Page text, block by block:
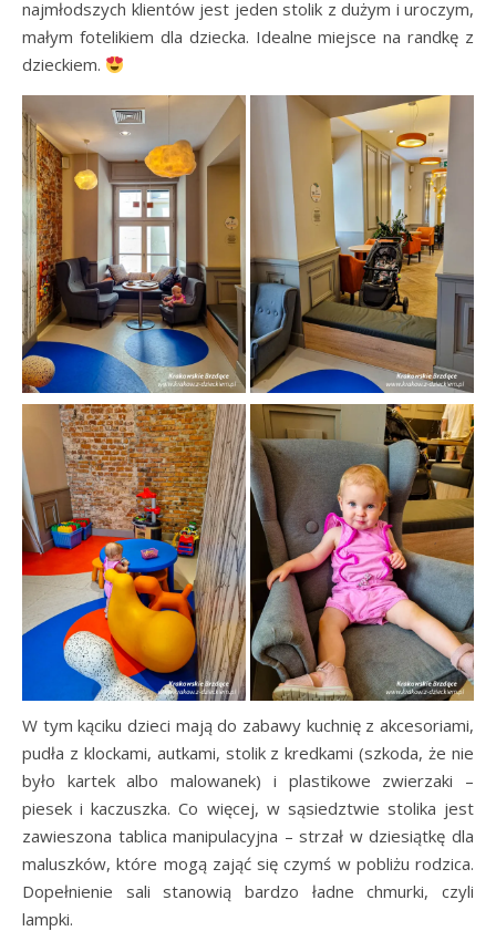
najmłodszych klientów jest jeden stolik z dużym i uroczym,
małym fotelikiem dla dziecka. Idealne miejsce na randkę z
dzieckiem.
W tym kąciku dzieci mają do zabawy kuchnię z akcesoriami,
pudła z klockami, autkami, stolik z kredkami (szkoda, że nie
było kartek albo malowanek) i plastikowe zwierzaki –
piesek i kaczuszka. Co więcej, w sąsiedztwie stolika jest
zawieszona tablica manipulacyjna – strzał w dziesiątkę dla
maluszków, które mogą zająć się czymś w pobliżu rodzica.
Dopełnienie sali stanowią bardzo ładne chmurki, czyli
lampki.